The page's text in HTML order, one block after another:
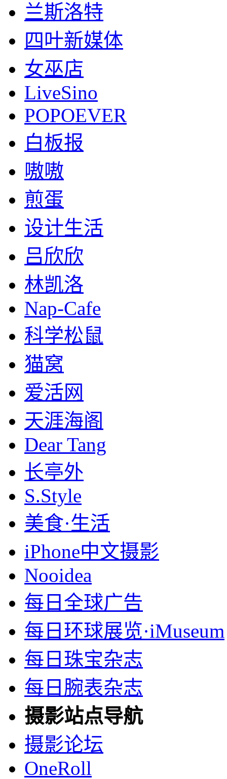
兰斯洛特
四叶新媒体
女巫店
LiveSino
POPOEVER
白板报
嗷嗷
煎蛋
设计生活
吕欣欣
林凯洛
Nap-Cafe
科学松鼠
猫窝
爱活网
天涯海阁
Dear Tang
长亭外
S.Style
美食·生活
iPhone中文摄影
Nooidea
每日全球广告
每日环球展览·iMuseum
每日珠宝杂志
每日腕表杂志
摄影站点导航
摄影论坛
OneRoll